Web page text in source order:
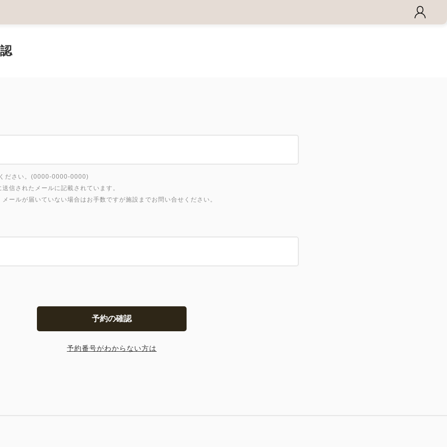
ださい。(0000-0000-0000)
信されたメールに記載されています。
ールが届いていない場合はお手数ですが施設までお問い合せください。
予約の確認
予約番号がわからない方は